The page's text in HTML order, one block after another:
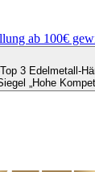
ab 100€
Top 3 Edelmetall-
„Hohe